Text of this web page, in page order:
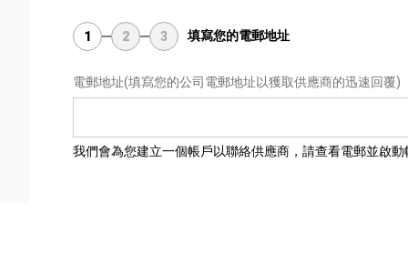
1 2 3 填寫您的電郵地址
電郵地址(填寫您的公司電郵地址以獲取供應商的迅速回覆)
我們會為您建立一個帳戶以聯絡供應商，請查看電郵並啟動